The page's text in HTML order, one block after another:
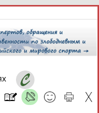
2026 года,20:50
Расширенный поиск